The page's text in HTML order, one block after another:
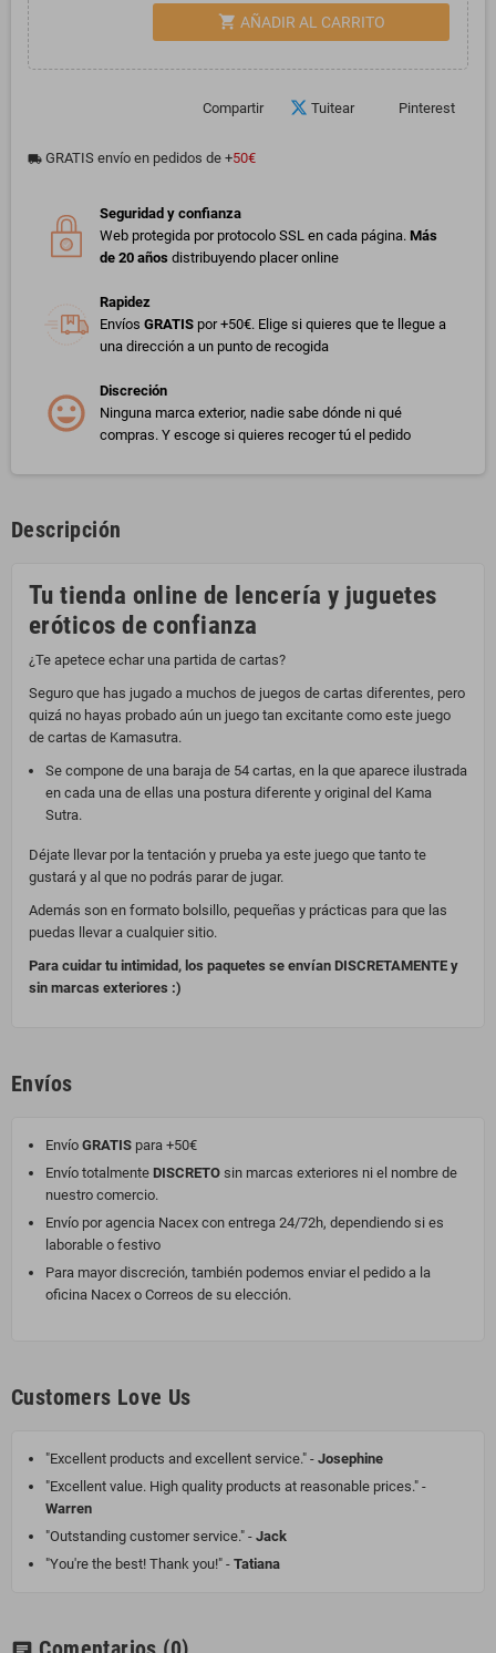
shopping_cart AÑADIR AL CARRITO
Compartir Tuitear Pinterest
local_shipping GRATIS envío en pedidos de +50€
Seguridad y confianza
Web protegida por protocolo SSL en cada página. Más
de 20 años distribuyendo placer online
Rapidez
Envíos GRATIS por +50€. Elige si quieres que te llegue a
una dirección a un punto de recogida
Discreción
Ninguna marca exterior, nadie sabe dónde ni qué
compras. Y escoge si quieres recoger tú el pedido
Descripción
Tu tienda online de lencería y juguetes
eróticos de confianza
¿Te apetece echar una partida de cartas?
Seguro que has jugado a muchos de juegos de cartas diferentes, pero
quizá no hayas probado aún un juego tan excitante como este juego
de cartas de Kamasutra.
Se compone de una baraja de 54 cartas, en la que aparece ilustrada
en cada una de ellas una postura diferente y original del Kama
Sutra.
Déjate llevar por la tentación y prueba ya este juego que tanto te
gustará y al que no podrás parar de jugar.
Además son en formato bolsillo, pequeñas y prácticas para que las
puedas llevar a cualquier sitio.
Para cuidar tu intimidad, los paquetes se envían DISCRETAMENTE y
sin marcas exteriores :)
Envíos
Envío GRATIS para +50€
Envío totalmente DISCRETO sin marcas exteriores ni el nombre de
nuestro comercio.
Envío por agencia Nacex con entrega 24/72h, dependiendo si es
laborable o festivo
Para mayor discreción, también podemos enviar el pedido a la
oficina Nacex o Correos de su elección.
Customers Love Us
"Excellent products and excellent service." - Josephine
"Excellent value. High quality products at reasonable prices." -
Warren
"Outstanding customer service." - Jack
"You're the best! Thank you!" - Tatiana